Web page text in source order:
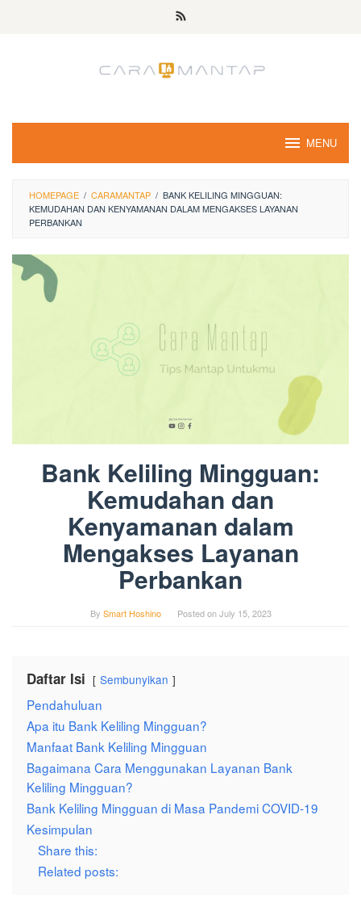
MENU
HOMEPAGE / CARAMANTAP / BANK KELILING MINGGUAN:
KEMUDAHAN DAN KENYAMANAN DALAM MENGAKSES LAYANAN
PERBANKAN
Bank Keliling Mingguan:
Kemudahan dan
Kenyamanan dalam
Mengakses Layanan
Perbankan
By Smart Hoshino Posted onJuly 15, 2023
Daftar Isi Sembunyikan
Pendahuluan
Apa itu Bank Keliling Mingguan?
Manfaat Bank Keliling Mingguan
Bagaimana Cara Menggunakan Layanan Bank
Keliling Mingguan?
Bank Keliling Mingguan di Masa Pandemi COVID-19
Kesimpulan
Share this:
Related posts: